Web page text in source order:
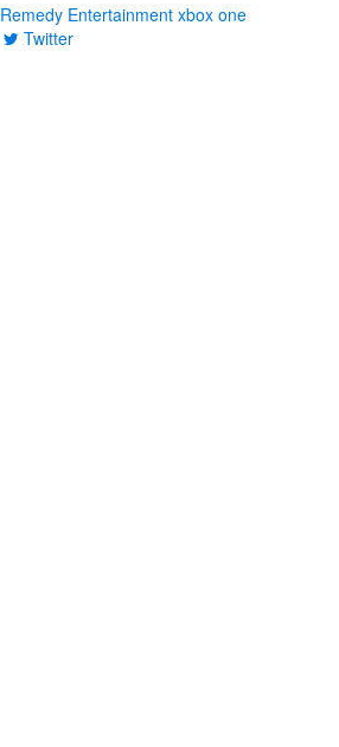
Remedy Entertainment xbox one
Twitter